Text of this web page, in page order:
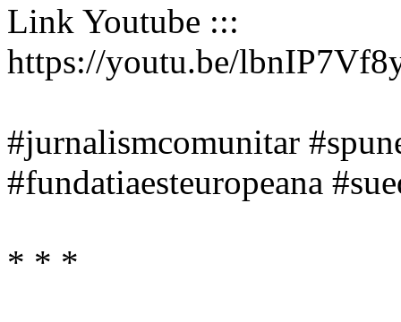
Link Youtube :::
https://youtu.be/
#jurnalismcomunitar
#fundatiaesteuropeana
* * *